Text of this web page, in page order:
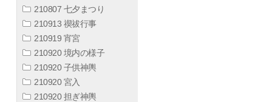
210807 七夕まつり
210913 禊祓行事
210919 宵宮
210920 境内の様子
210920 子供神輿
210920 宮入
210920 担ぎ神輿